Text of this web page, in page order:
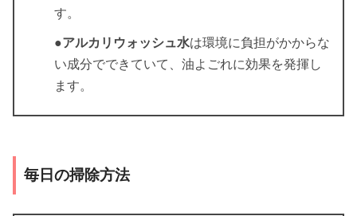
す。
●アルカリウォッシュ水は環境に負担がかからな
い成分でできていて、油よごれに効果を発揮し
ます。
毎日の掃除方法